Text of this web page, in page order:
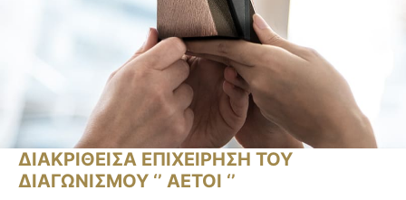
ΔΙΑΚΡΙΘΕΙΣΑ ΕΠΙΧΕΙΡΗΣΗ ΤΟΥ
ΔΙΑΓΩΝΙΣΜΟΥ ‘’ ΑΕΤΟΙ ‘’